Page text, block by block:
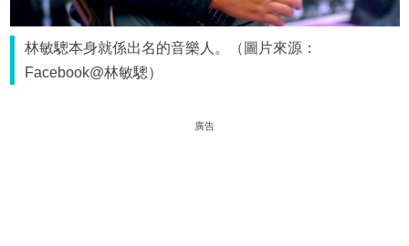
林敏驄本身就係出名的音樂人。（圖片來源：
Facebook@林敏驄）
廣告